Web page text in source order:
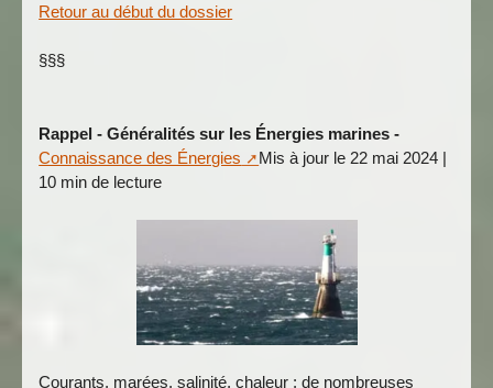
Retour au début du dossier
§§§
Rappel - Généralités sur les Énergies marines -
Connaissance des Énergies
Mis à jour le 22 mai 2024 |
10 min de lecture
Courants, marées, salinité, chaleur : de nombreuses